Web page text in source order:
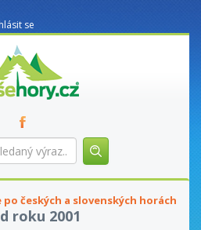
se
Zadejte
hledaný
českých a slovenských horách
roku 2001